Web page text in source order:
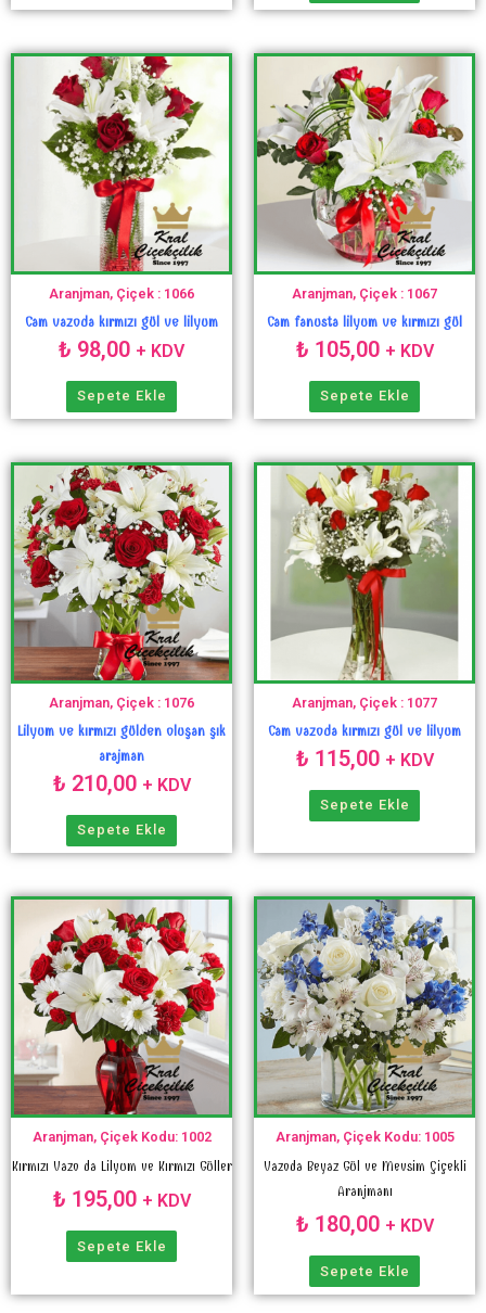
Aranjman, Çiçek : 1066
Cam vazoda kırmızı gül ve lilyum
₺ 98,00 + KDV
Sepete Ekle
Aranjman, Çiçek : 1067
Cam fanusta lilyum ve kırmızı gül
₺ 105,00 + KDV
Sepete Ekle
Aranjman, Çiçek : 1076
Lilyum ve kırmızı gülden oluşan şık
arajman
₺ 210,00 + KDV
Sepete Ekle
Aranjman, Çiçek : 1077
Cam vazoda kırmızı gül ve lilyum
₺ 115,00 + KDV
Sepete Ekle
Aranjman, Çiçek Kodu: 1002
Kırmızı Vazo da Lilyum ve Kırmızı Güller
₺ 195,00 + KDV
Sepete Ekle
Aranjman, Çiçek Kodu: 1005
Vazoda Beyaz Gül ve Mevsim Çiçekli
Aranjmanı
₺ 180,00 + KDV
Sepete Ekle